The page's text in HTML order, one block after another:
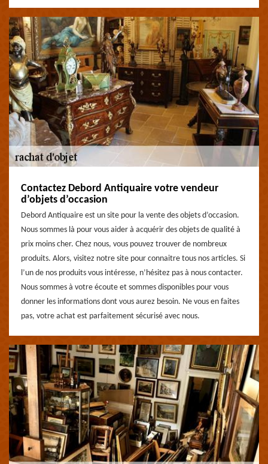
Contactez Debord Antiquaire votre vendeur
d’objets d’occasion
Debord Antiquaire est un site pour la vente des objets d’occasion.
Nous sommes là pour vous aider à acquérir des objets de qualité à
prix moins cher. Chez nous, vous pouvez trouver de nombreux
produits. Alors, visitez notre site pour connaitre tous nos articles. Si
l’un de nos produits vous intéresse, n’hésitez pas à nous contacter.
Nous sommes à votre écoute et sommes disponibles pour vous
donner les informations dont vous aurez besoin. Ne vous en faites
pas, votre achat est parfaitement sécurisé avec nous.